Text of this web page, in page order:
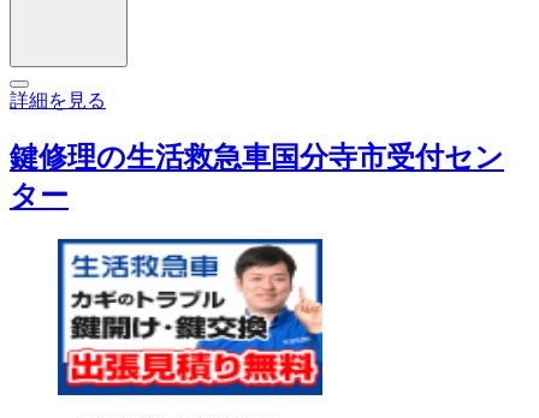
詳細を見る
鍵修理の生活救急車国分寺市受付セン
ター